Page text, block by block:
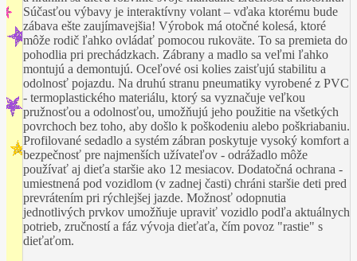
Súčasťou výbavy je interaktívny volant – vďaka ktorému bude
zábava ešte zaujímavejšia! Výrobok má otočné kolesá, ktoré
môže rodič ľahko ovládať pomocou rukoväte. To sa premieta do
pohodlia pri prechádzkach. Zábrany a madlo sa veľmi ľahko
montujú a demontujú. Oceľové osi kolies zaisťujú stabilitu a
odolnosť pojazdu. Na druhú stranu pneumatiky vyrobené z PVC
- termoplastického materiálu, ktorý sa vyznačuje veľkou
pružnosťou a odolnosťou, umožňujú jeho použitie na všetkých
povrchoch bez toho, aby došlo k poškodeniu alebo poškriabaniu.
Profilované sedadlo a systém zábran poskytuje vysoký komfort a
bezpečnosť pre najmenších užívateľov - odrážadlo môže
používať aj dieťa staršie ako 12 mesiacov. Dodatočná ochrana -
umiestnená pod vozidlom (v zadnej časti) chráni staršie deti pred
prevrátením pri rýchlejšej jazde. Možnosť odopnutia
jednotlivých prvkov umožňuje upraviť vozidlo podľa aktuálnych
potrieb, zručností a fáz vývoja dieťaťa, čím povoz "rastie" s
dieťaťom.